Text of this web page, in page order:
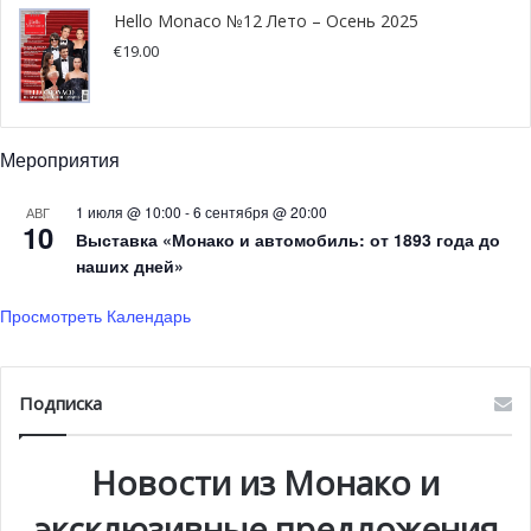
Будем надеяться, что теперь ничто не помешает вам
насладиться самым захватывающим турниром по
теннису Rolex Monte-Carlo Masters.
Фото: mymonaco.fr/montecarlotennismasters.com
Hello Monaco №12 Лето – Осень 2025
€19.00
Мероприятия
АВГ
10
1 июля @ 10:00 -6 сентября @ 20:00
Выставка «Монако и автомобиль: от 1893 года до
наших дней»
Просмотреть Календарь
Подписка
Новости из Монако и